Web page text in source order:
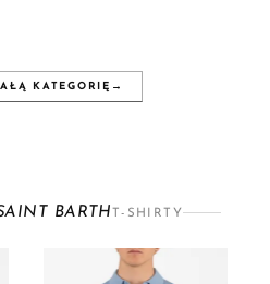
KATEGORIĘ →
BARTHT-SHIRTY